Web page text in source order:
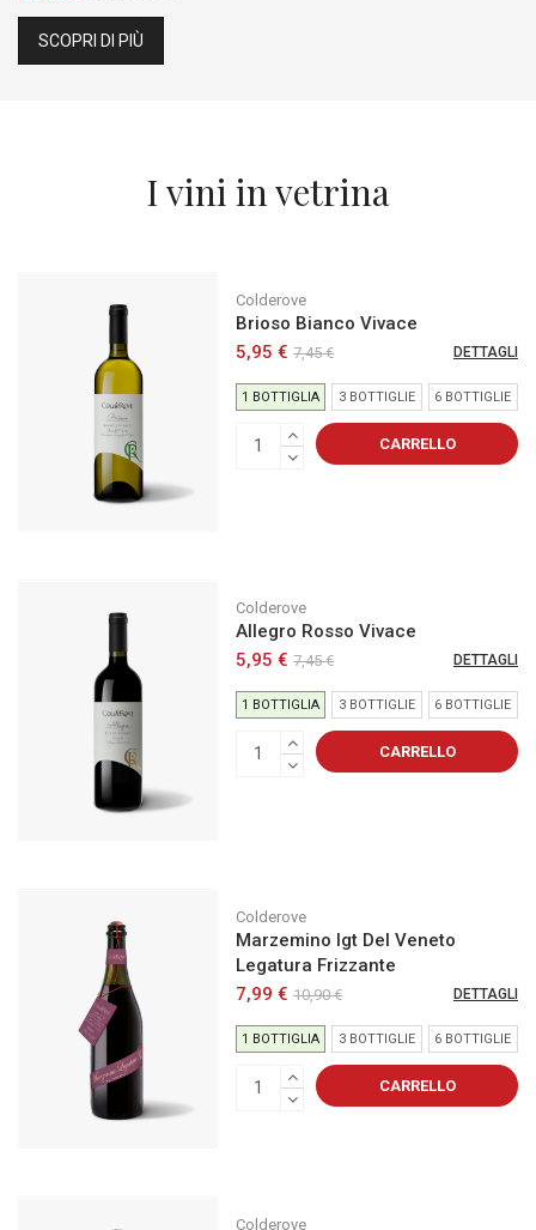
SCOPRI DI PIÙ
I vini in vetrina
Colderove
Brioso Bianco Vivace
5,95 €7,45 € DETTAGLI
1 BOTTIGLIA 3 BOTTIGLIE 6 BOTTIGLIE
CARRELLO
Colderove
Allegro Rosso Vivace
5,95 €7,45 € DETTAGLI
1 BOTTIGLIA 3 BOTTIGLIE 6 BOTTIGLIE
CARRELLO
Colderove
Marzemino Igt Del Veneto
Legatura Frizzante
7,99 €10,90 € DETTAGLI
1 BOTTIGLIA 3 BOTTIGLIE 6 BOTTIGLIE
CARRELLO
Colderove